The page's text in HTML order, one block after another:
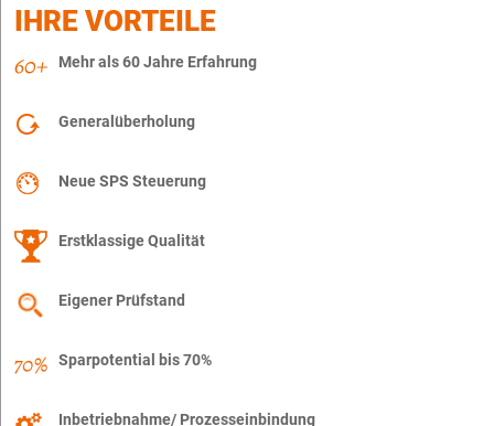
IHRE VORTEILE
Mehr als 60 Jahre Erfahrung
Generalüberholung
Neue SPS Steuerung
Erstklassige Qualität
Eigener Prüfstand
Sparpotential bis 70%
Inbetriebnahme/ Prozesseinbindung